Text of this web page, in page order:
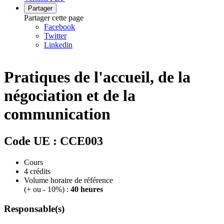
Partager
Partager cette page
Facebook
Twitter
Linkedin
Pratiques de l'accueil, de la
négociation et de la
communication
Code UE : CCE003
Cours
4 crédits
Volume horaire de référence
(+ ou - 10%) : 40 heures
Responsable(s)